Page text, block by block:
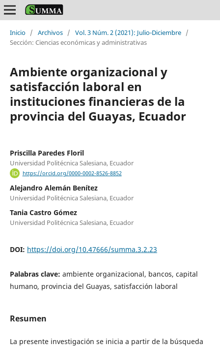
Inicio / Archivos / Vol. 3 Núm. 2 (2021): Julio-Diciembre /
Sección: Ciencias económicas y administrativas
Ambiente organizacional y
satisfacción laboral en
instituciones financieras de la
provincia del Guayas, Ecuador
Priscilla Paredes Floril
Universidad Politécnica Salesiana, Ecuador
https://orcid.org/0000-0002-8526-8852
Alejandro Alemán Benítez
Universidad Politécnica Salesiana, Ecuador
Tania Castro Gómez
Universidad Politécnica Salesiana, Ecuador
DOI: https://doi.org/10.47666/summa.3.2.23
Palabras clave: ambiente organizacional, bancos, capital
humano, provincia del Guayas, satisfacción laboral
Resumen
La presente investigación se inicia a partir de la búsqueda